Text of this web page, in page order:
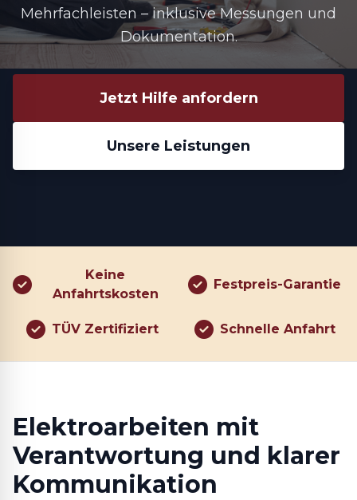
Mehrfachleisten – inklusive Messungen und
Dokumentation.
Jetzt Hilfe anfordern
Unsere Leistungen
Keine
Anfahrtskosten
Festpreis-Garantie
TÜV Zertifiziert Schnelle Anfahrt
Elektroarbeiten mit
Verantwortung und klarer
Kommunikation